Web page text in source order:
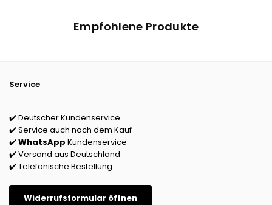
Empfohlene Produkte
Service
✔️ Deutscher Kundenservice
✔️ Service auch nach dem Kauf
✔️WhatsApp Kundenservice
✔️ Versand aus Deutschland
✔️ Telefonische Bestellung
Widerrufsformular öffnen